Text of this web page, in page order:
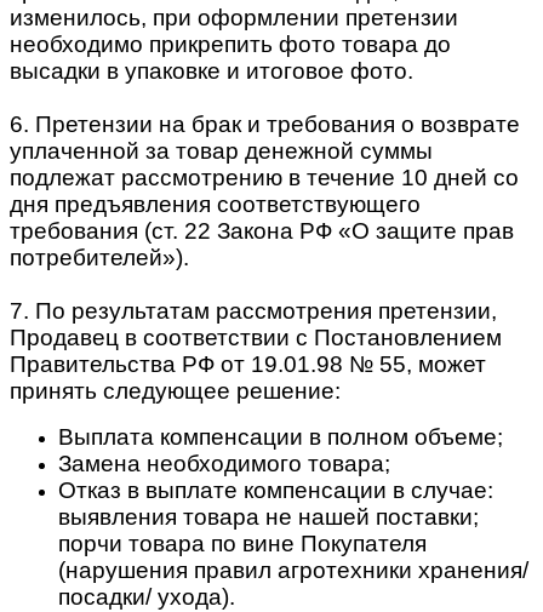
изменилось, при оформлении претензии
необходимо прикрепить фото товара до
высадки в упаковке и итоговое фото.
6. Претензии на брак и требования о возврате
уплаченной за товар денежной суммы
подлежат рассмотрению в течение 10 дней со
дня предъявления соответствующего
требования (ст. 22 Закона РФ «О защите прав
потребителей»).
7. По результатам рассмотрения претензии,
Продавец в соответствии с Постановлением
Правительства РФ от 19.01.98 № 55, может
принять следующее решение:
Выплата компенсации в полном объеме;
Замена необходимого товара;
Отказ в выплате компенсации в случае:
выявления товара не нашей поставки;
порчи товара по вине Покупателя
(нарушения правил агротехники хранения/
посадки/ ухода).